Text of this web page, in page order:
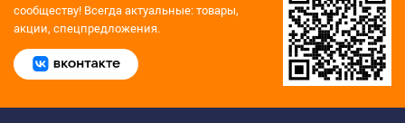
сообществу! Всегда актуальные: товары,
акции, спецпредложения.